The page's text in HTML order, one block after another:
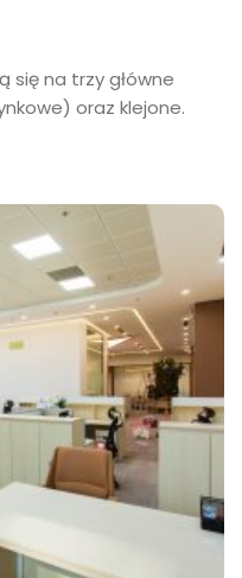
się na trzy główne
oraz klejone.